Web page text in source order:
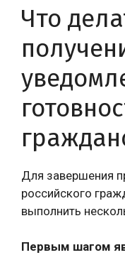
Что
Для завершения
российского
выполнить
Первым шагом